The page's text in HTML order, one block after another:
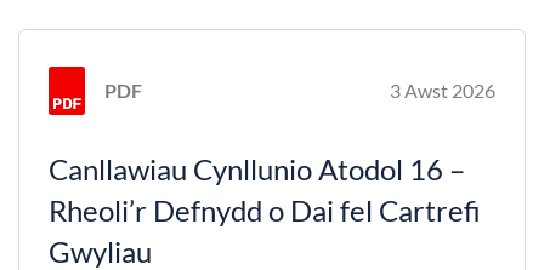
PDF 3 Awst 2026
Canllawiau Cynllunio Atodol 16 –
Rheoli’r Defnydd o Dai fel Cartrefi
Gwyliau